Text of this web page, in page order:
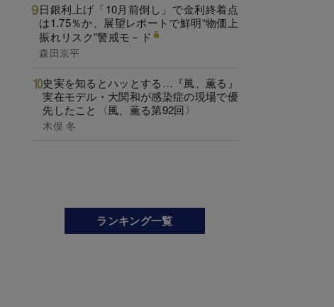
日銀利上げ「10月前倒し」で金利終着点
は1.75％か、展望レポートで鮮明“物価上
振れリスク”警戒モ－ド
森田京平
史実を知るとハッとする…『風、薫る』
実在モデル・大関和が感染症の現場で優
先したこと〈風、薫る第92回〉
木俣 冬
ランキング一覧